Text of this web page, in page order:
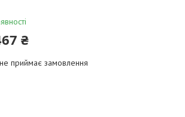
₴
приймає замовлення